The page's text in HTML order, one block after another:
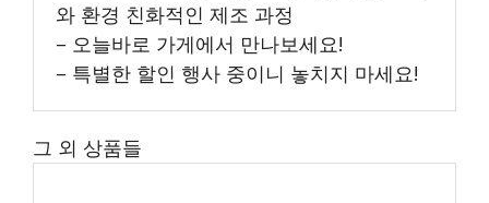
와 환경 친화적인 제조 과정
– 오늘바로 가게에서 만나보세요!
– 특별한 할인 행사 중이니 놓치지 마세요!
그 외 상품들